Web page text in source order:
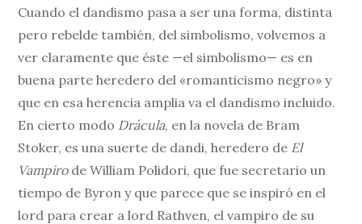
Cuando el dandismo pasa a ser una forma, distinta
pero rebelde también, del simbolismo, volvemos a
ver claramente que éste —el simbolismo— es en
buena parte heredero del «romanticismo negro» y
que en esa herencia amplia va el dandismo incluido.
En cierto modo Drácula, en la novela de Bram
Stoker, es una suerte de dandi, heredero de El
Vampirode William Polidori, que fue secretario un
tiempo de Byron y que parece que se inspiró en el
lord para crear a lord Rathven, el vampiro de su